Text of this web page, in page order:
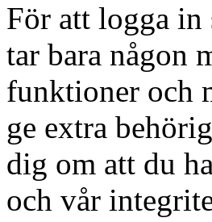
För att logga in
tar bara någon
funktioner och
ge extra
dig om att du
och vår